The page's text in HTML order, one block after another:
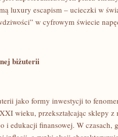
luxury escapism – ucieczki w
w cyfrowym świecie
biżuterii
jako formy inwestycji to
wieku, przekształcając sklepy z
i edukacji finansowej. W czasach,